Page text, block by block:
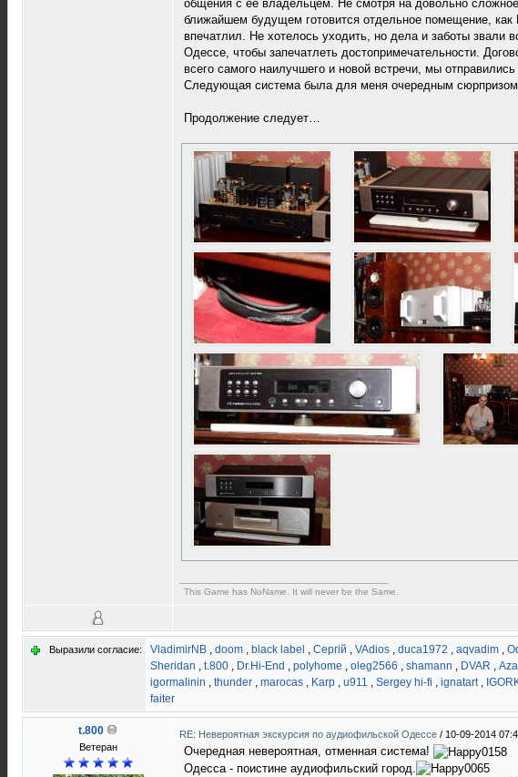
общения с ее владельцем. Не смотря на довольно
ближайшем будущем готовится отдельное помещение,
впечатлил. Не хотелось уходить, но дела и заботы звали
Одессе, чтобы запечатлеть достопримечательности.
всего самого наилучшего и новой встречи, мы
Следующая система была для меня очередным
Продолжение следует…
This Game has NoName. It will never be the Same.
Выразили согласие: VladimirNB , doom , black label , Сергій , VAdios , duca1972 , aqvadim ,
Sheridan , t.800 , Dr.Hi-End , polyhome , oleg2566 , shamann , DVAR ,
igormalinin , thunder , marocas , Karp , u911 , Sergey hi-fi , ignatart,
faiter
t.800
Ветеран
RE: Невероятная экскурсия по аудиофильской Одессе / 10-09-2014
Очередная невероятная, отменная система!
Одесса - поистине аудиофильский город.